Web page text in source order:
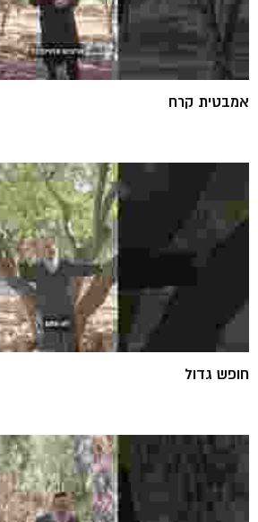
אמבטית קרח
חופש גדול